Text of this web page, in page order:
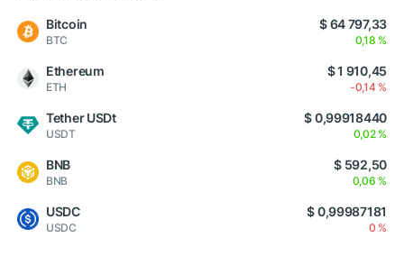
Bitcoin
BTC
$ 64 797,33
0,18 %
Ethereum
ETH
$ 1 910,45
-0,14 %
Tether USDt
USDT
$ 0,99918440
0,02 %
BNB
BNB
$ 592,50
0,06 %
USDC
USDC
$ 0,99987181
0 %